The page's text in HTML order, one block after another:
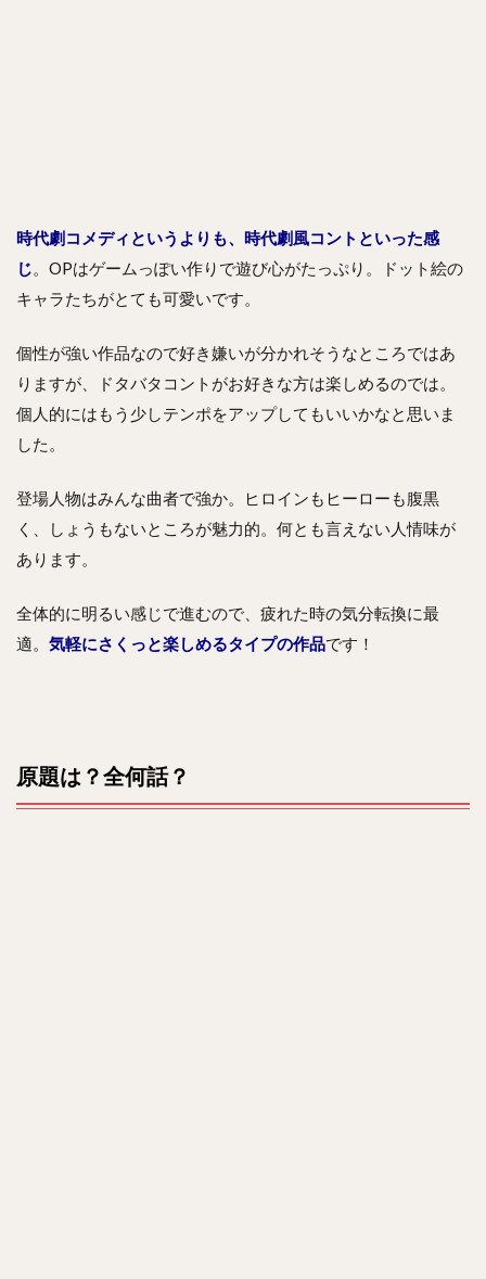
時代劇コメディというよりも、時代劇風コントといった感
じ。OPはゲームっぽい作りで遊び心がたっぷり。ドット絵の
キャラたちがとても可愛いです。
個性が強い作品なので好き嫌いが分かれそうなところではあ
りますが、ドタバタコントがお好きな方は楽しめるのでは。
個人的にはもう少しテンポをアップしてもいいかなと思いま
した。
登場人物はみんな曲者で強か。ヒロインもヒーローも腹黒
く、しょうもないところが魅力的。何とも言えない人情味が
あります。
全体的に明るい感じで進むので、疲れた時の気分転換に最
適。 気軽にさくっと楽しめるタイプの作品です！
原題は？全何話？